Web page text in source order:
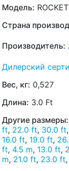
Модель:
Страна
Производитель:
Дилерский
Вес, кг: 0,527
Длина: 3.0 Ft
Другие размеры:
ft, 22.0 ft, 30.0 ft,
16.0 ft, 19.0 ft,
ft, 4.5 m, 13.0 ft,
m, 21.0 ft, 23.0 ft,